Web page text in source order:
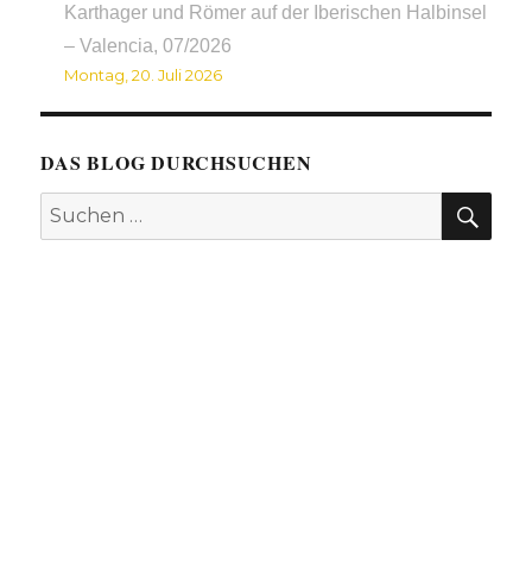
Karthager und Römer auf der Iberischen Halbinsel
– Valencia, 07/2026
Montag, 20. Juli 2026
DAS BLOG DURCHSUCHEN
Suchen